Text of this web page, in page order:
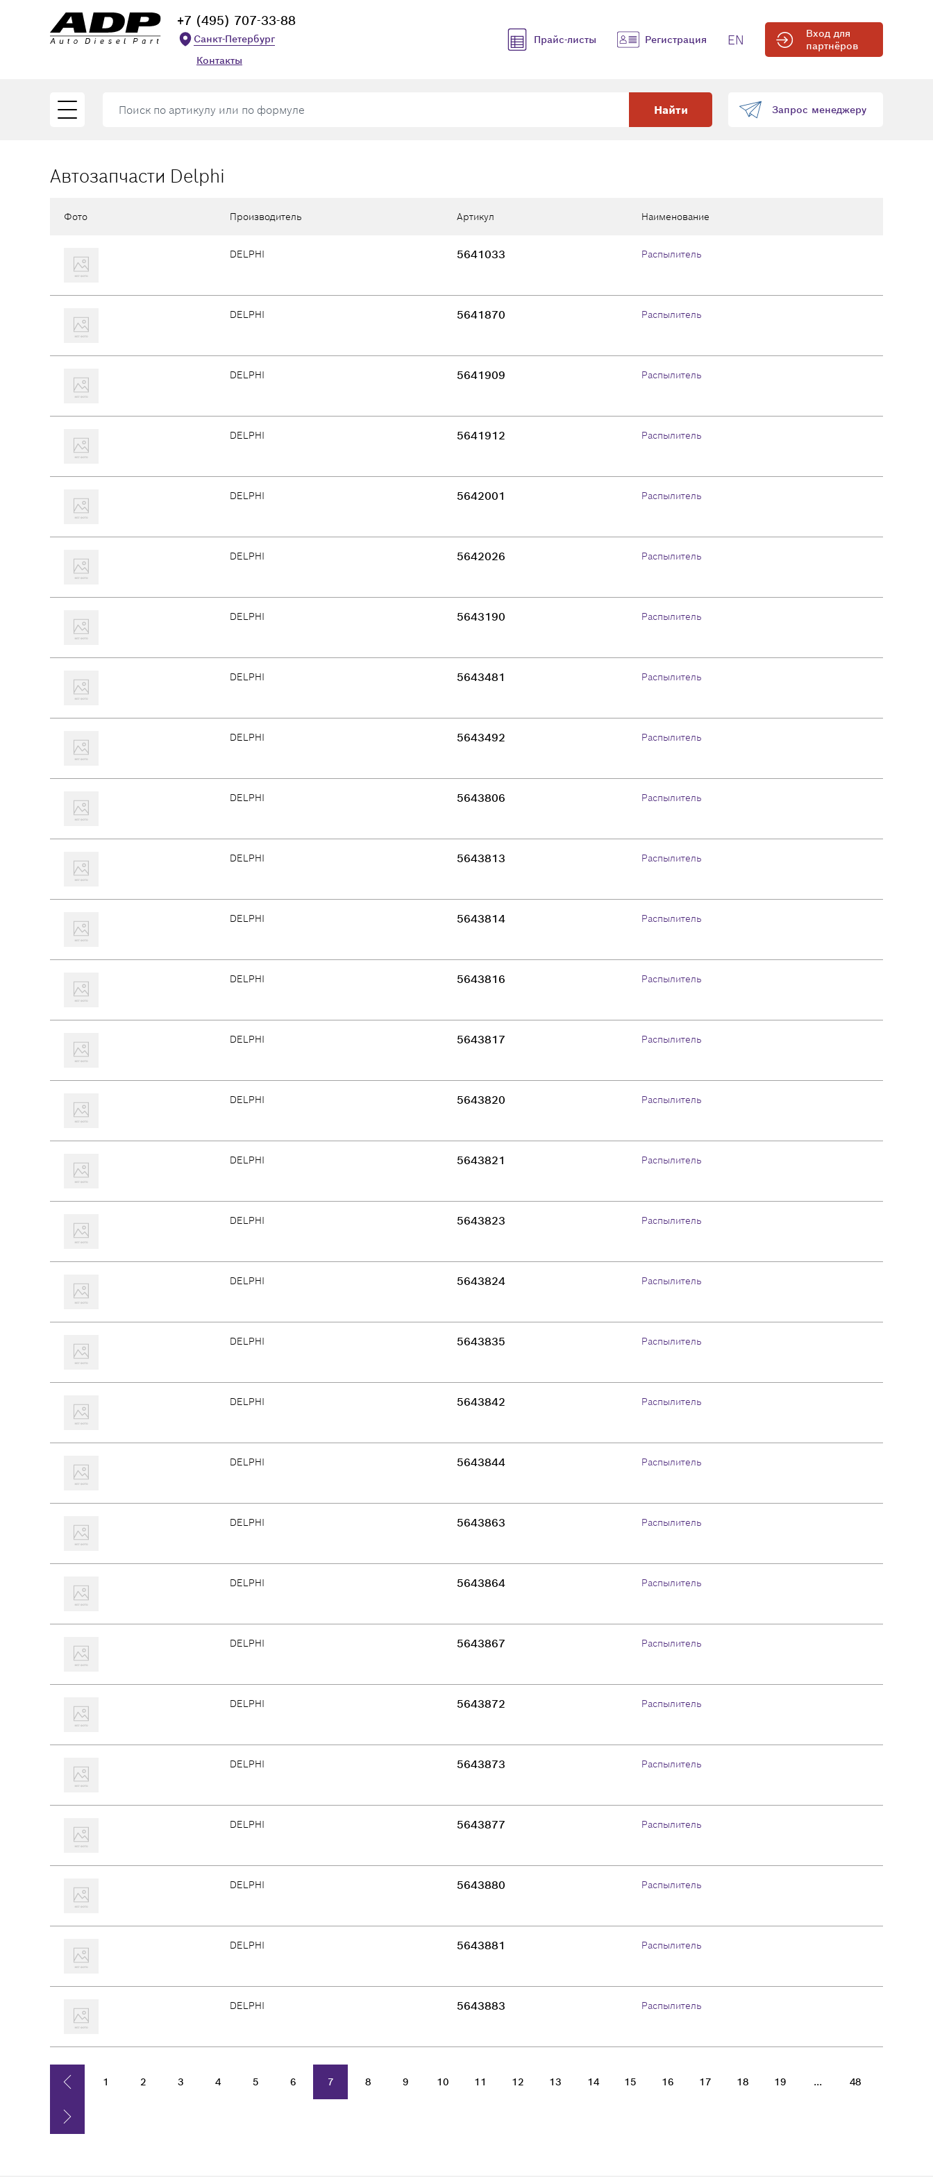
+7 (495) 707-33-88
Санкт-Петербург
Контакты
Прайс-листы Регистрация EN
Вход для
партнёров
Найти Запрос менеджеру
Автозапчасти Delphi
Фото Производитель Артикул Наименование
DELPHI 5641033 Распылитель
DELPHI 5641870 Распылитель
DELPHI 5641909 Распылитель
DELPHI 5641912 Распылитель
DELPHI 5642001 Распылитель
DELPHI 5642026 Распылитель
DELPHI 5643190 Распылитель
DELPHI 5643481 Распылитель
DELPHI 5643492 Распылитель
DELPHI 5643806 Распылитель
DELPHI 5643813 Распылитель
DELPHI 5643814 Распылитель
DELPHI 5643816 Распылитель
DELPHI 5643817 Распылитель
DELPHI 5643820 Распылитель
DELPHI 5643821 Распылитель
DELPHI 5643823 Распылитель
DELPHI 5643824 Распылитель
DELPHI 5643835 Распылитель
DELPHI 5643842 Распылитель
DELPHI 5643844 Распылитель
DELPHI 5643863 Распылитель
DELPHI 5643864 Распылитель
DELPHI 5643867 Распылитель
DELPHI 5643872 Распылитель
DELPHI 5643873 Распылитель
DELPHI 5643877 Распылитель
DELPHI 5643880 Распылитель
DELPHI 5643881 Распылитель
DELPHI 5643883 Распылитель
1 2 3 4 5 6 7 8 9 10 11 12 13 14 15 16 17 18 19 ... 48